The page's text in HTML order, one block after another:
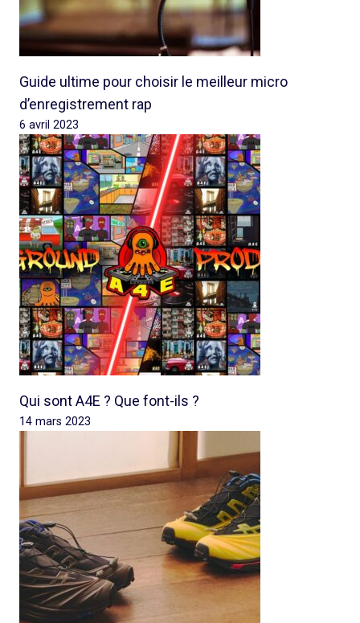
Guide ultime pour choisir le meilleur micro
d’enregistrement rap
6 avril 2023
Qui sont A4E ? Que font-ils ?
14 mars 2023